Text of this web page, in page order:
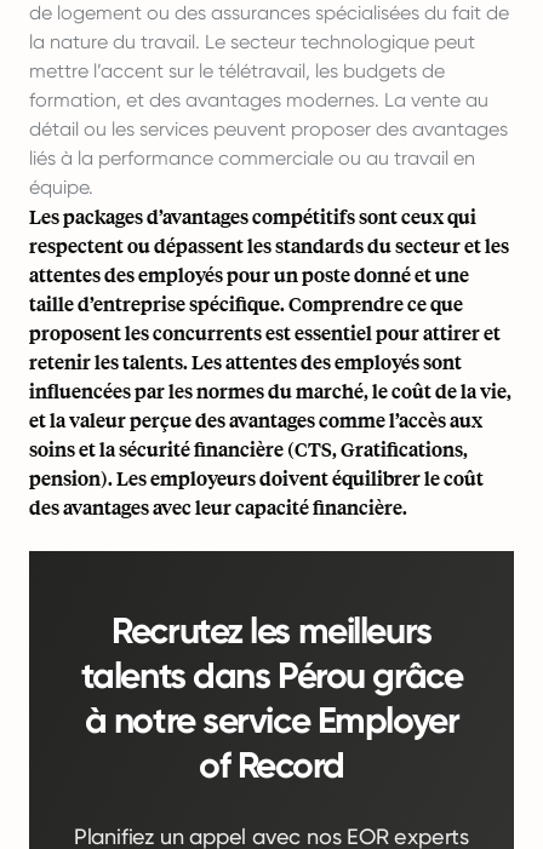
de logement ou des assurances spécialisées du fait de
la nature du travail. Le secteur technologique peut
mettre l’accent sur le télétravail, les budgets de
formation, et des avantages modernes. La vente au
détail ou les services peuvent proposer des avantages
liés à la performance commerciale ou au travail en
équipe.
Les packages d’avantages compétitifs sont ceux qui
respectent ou dépassent les standards du secteur et les
attentes des employés pour un poste donné et une
taille d’entreprise spécifique. Comprendre ce que
proposent les concurrents est essentiel pour attirer et
retenir les talents. Les attentes des employés sont
influencées par les normes du marché, le coût de la vie,
et la valeur perçue des avantages comme l’accès aux
soins et la sécurité financière (CTS, Gratifications,
pension). Les employeurs doivent équilibrer le coût
des avantages avec leur capacité financière.
Recrutez les meilleurs
talents dans Pérou grâce
à notre service Employer
of Record
Planifiez un appel avec nos EOR experts